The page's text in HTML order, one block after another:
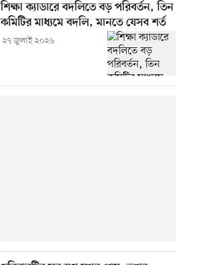
শিক্ষা ক্যাডারে বদলিতে বড় পরিবর্তন, তিন
কমিটির মাধ্যমে বদলি, মানতে যেসব শর্ত
২৭ জুলাই ২০২৬